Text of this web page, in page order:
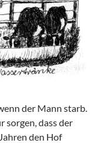
der Mann starb.
sorgen, dass der
den Hof